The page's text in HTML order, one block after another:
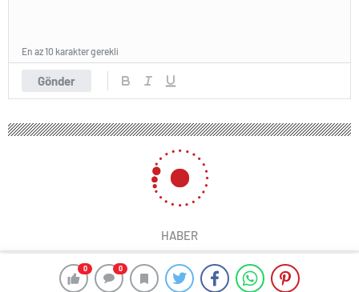
0 0
Gönder
En az 10 karakter gerekli
HABER